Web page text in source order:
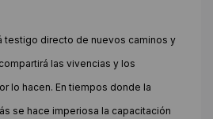
testigo directo de nuevos caminos y
las vivencias y los
lo hacen. En tiempos donde la
se hace imperiosa la capacitación